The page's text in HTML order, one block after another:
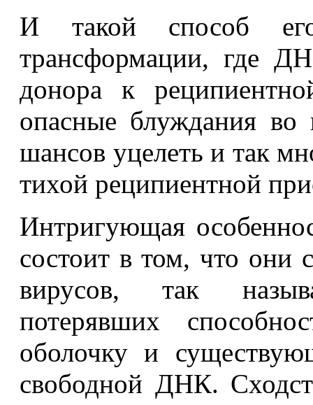
И такой способ
трансформации, где
донора к
опасные блуждания во
шансов уцелеть и так
тихой реципиентной
Интригующая
состоит в том, что они
вирусов, так
потерявших
оболочку и
свободной ДНК.